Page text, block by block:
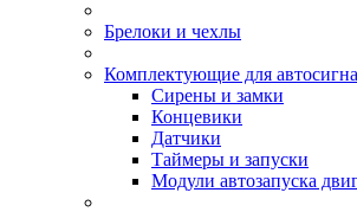
Брелоки и чехлы
Комплектующие для
Сирены и замки
Концевики
Датчики
Таймеры и запуски
Модули автозапуска